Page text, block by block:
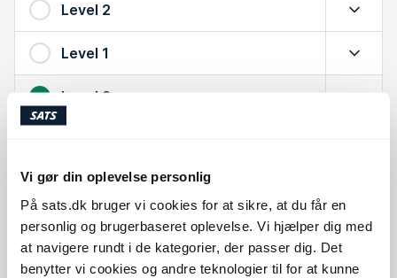
Vi gør din oplevelse personlig
På sats.dk bruger vi cookies for at sikre, at du får en
personlig og brugerbaseret oplevelse. Vi hjælper dig med
at navigere rundt i de kategorier, der passer dig. Det
benytter vi cookies og andre teknologier til for at kunne
Level 2 Udvid
Level 1 Udvid
Level 3
Har arbejdet med mange forskellige menensker og
Yderligere kompetencer såsom ernæring, sundhed og
livsstil
Et godt valg hvis du vil have en med mere erfaring og
viden